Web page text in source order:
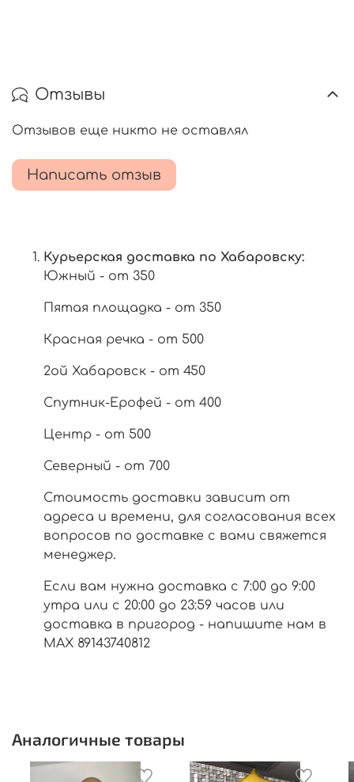
Отзывы
Отзывов еще никто не оставлял
Написать отзыв
Курьерская доставка по Хабаровску:
Южный - от 350
Пятая площадка - от 350
Красная речка - от 500
2ой Хабаровск - от 450
Спутник-Ерофей - от 400
Центр - от 500
Северный - от 700
Стоимость доставки зависит от
адреса и времени, для согласования всех
вопросов по доставке с вами свяжется
менеджер.
Если вам нужна доставка с 7:00 до 9:00
утра или с 20:00 до 23:59 часов или
доставка в пригород - напишите нам в
МАХ 89143740812
Аналогичные товары